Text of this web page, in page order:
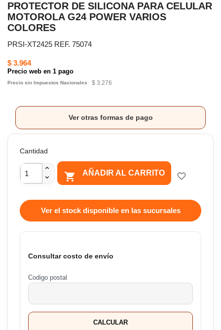
PROTECTOR DE SILICONA PARA CELULAR
MOTOROLA G24 POWER VARIOS
COLORES
PRSI-XT2425 REF. 75074
$ 3.964
Precio web en 1 pago
Precio sin Impuestos Nacionales $ 3.276
Ver otras formas de pago
Cantidad
 AÑADIR AL CARRITO favorite_border
Ver el stock disponible en las sucursales
Consultar costo de envío
Codigo postal
CALCULAR